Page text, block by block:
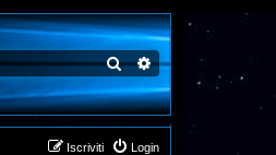
CercaRicerca avanzata
Login
Iscriviti